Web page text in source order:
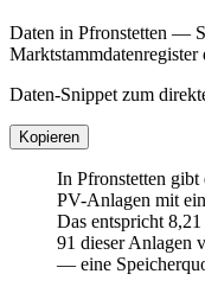
Daten in Pfronstetten —
Marktstammdatenregister
Daten-Snippet zum
Kopieren
In Pfronstetten gibt
PV-Anlagen mit
Das entspricht
91 dieser Anlagen
— eine